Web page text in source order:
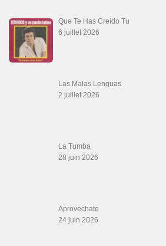
Que Te Has Creído Tu
6 juillet 2026
Las Malas Lenguas
2 juillet 2026
La Tumba
28 juin 2026
Aprovechate
24 juin 2026